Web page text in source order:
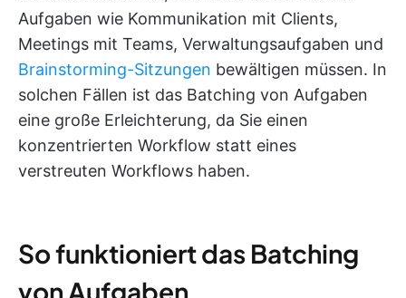
Aufgaben wie Kommunikation mit Clients,
Meetings mit Teams, Verwaltungsaufgaben und
Brainstorming-Sitzungen bewältigen müssen. In
solchen Fällen ist das Batching von Aufgaben
eine große Erleichterung, da Sie einen
konzentrierten Workflow statt eines
verstreuten Workflows haben.
So funktioniert das Batching
von Aufgaben